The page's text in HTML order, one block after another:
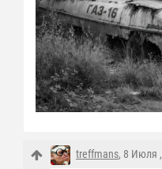
treffmans, 8 Июля ,